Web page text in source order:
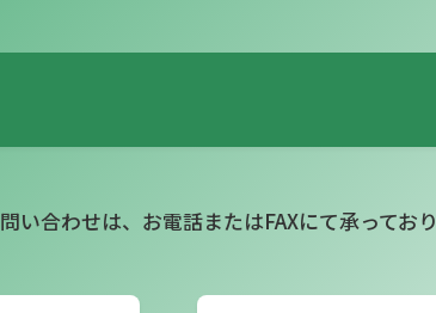
い合わせは、お電話またはFAXにて承ってお